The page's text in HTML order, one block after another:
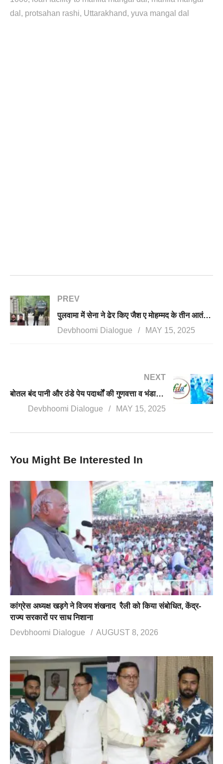
dal
protsahan rashi Uttarakhand yuva mangal dal
PREV
पुलवामा में सेना ने ढेर किए जैश ए मोहम्मद के तीन आतंकी, 48 घंटे में 6 आंतकियों का सफाया
Devbhoomi Dialogue
MAY 15, 2025
NEXT
बोतल बंद पानी और ठंडे पेय पदार्थों की गुणवत्ता व भंडारण में लापरवाही पर होगी कड़ी कार्रवाई- डॉ. आर राजेश कुमार
Devbhoomi Dialogue
MAY 15, 2025
You Might Be Interested In
कांग्रेस अध्यक्ष खड़गे ने विजय शंखनाद रैली को किया संबोधित, केंद्र-
राज्य सरकारों पर साध निशाना
Devbhoomi Dialogue
AUGUST 8, 2026